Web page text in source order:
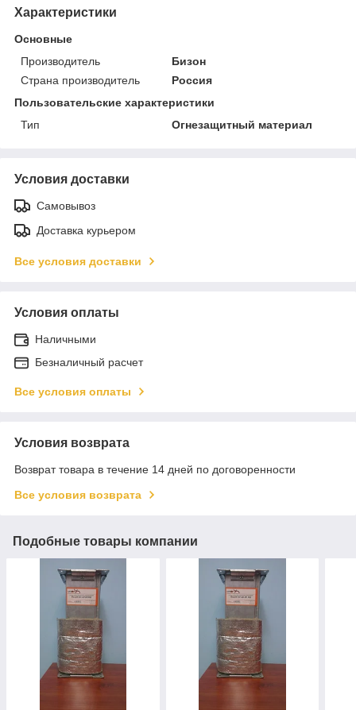
Характеристики
Основные
Производитель
Бизон
Страна производитель
Россия
Пользовательские характеристики
Тип
Огнезащитный материал
Условия доставки
Самовывоз
Доставка курьером
Все условия доставки
Условия оплаты
Наличными
Безналичный расчет
Все условия оплаты
Условия возврата
Возврат товара в течение 14 дней по договоренности
Все условия возврата
Подобные товары компании